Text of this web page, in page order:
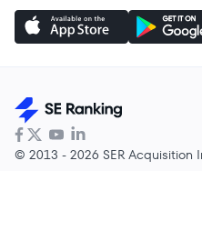
© 2013 - 2026 SER Acquisition